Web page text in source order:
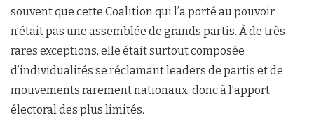
souvent que cette Coalition qui l’a porté au pouvoir
n’était pas une assemblée de grands partis. À de très
rares exceptions, elle était surtout composée
d’individualités se réclamant leaders de partis et de
mouvements rarement nationaux, donc à l’apport
électoral des plus limités.